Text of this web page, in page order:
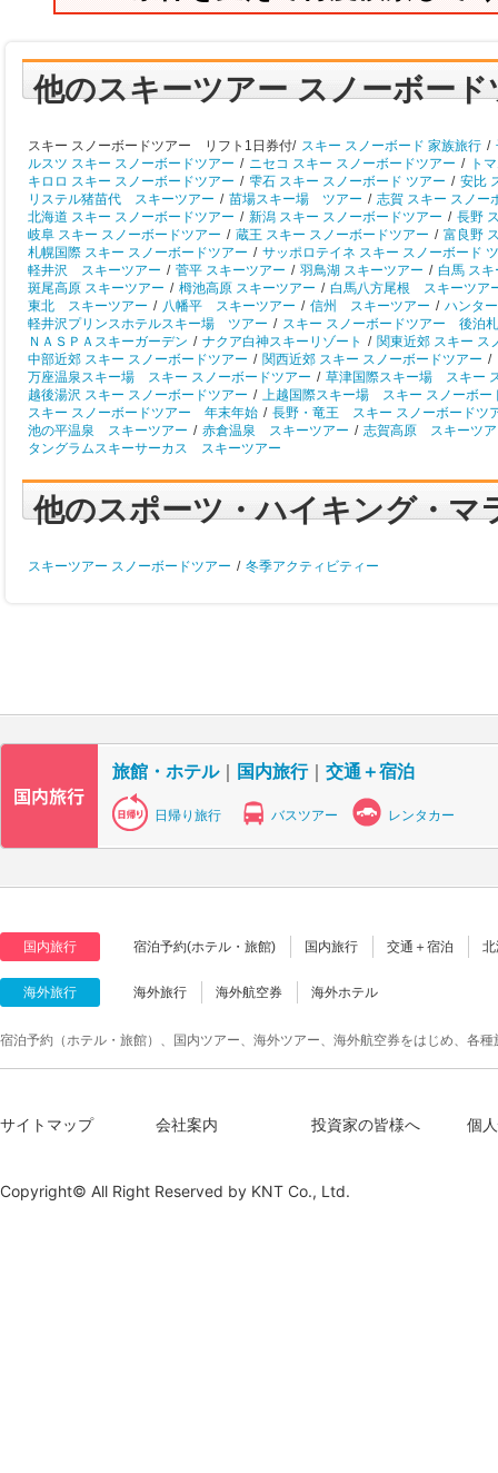
他のスキーツアー スノーボー
スキー スノーボードツアー リフト1日券付/ スキー スノーボード 家族旅行 /
ルスツ スキー スノーボードツアー / ニセコ スキー スノーボードツアー /
ト
キロロ スキー スノーボードツアー / 雫石 スキー スノーボード ツアー / 安比
リステル猪苗代 スキーツアー / 苗場スキー場 ツアー / 志賀 スキー スノー
北海道 スキー スノーボードツアー / 新潟 スキー スノーボードツアー / 長野
岐阜 スキー スノーボードツアー / 蔵王 スキー スノーボードツアー / 富良野
札幌国際 スキー スノーボードツアー / サッポロテイネ スキー スノーボード
軽井沢 スキーツアー / 菅平 スキーツアー / 羽鳥湖 スキーツアー / 白馬 ス
斑尾高原 スキーツアー / 栂池高原 スキーツアー / 白馬八方尾根 スキーツア
東北 スキーツアー / 八幡平 スキーツアー / 信州 スキーツアー / ハンタ
軽井沢プリンスホテルスキー場 ツアー / スキー スノーボードツアー 後泊
ＮＡＳＰＡスキーガーデン / ナクア白神スキーリゾート / 関東近郊 スキー ス
中部近郊 スキー スノーボードツアー / 関西近郊 スキー スノーボードツアー /
万座温泉スキー場 スキー スノーボードツアー / 草津国際スキー場 スキー
越後湯沢 スキー スノーボードツアー / 上越国際スキー場 スキー スノーボー
スキー スノーボードツアー 年末年始 / 長野・竜王 スキー スノーボードツ
池の平温泉 スキーツアー / 赤倉温泉 スキーツアー / 志賀高原 スキーツ
タングラムスキーサーカス スキーツアー
他のスポーツ・ハイキング・マ
スキーツアー スノーボードツアー / 冬季アクティビティー
旅館・ホテル｜ 国内旅行｜ 交通＋宿泊
日帰り旅行 バスツアー レンタカー
国内旅行 宿泊予約(ホテル・旅館) 国内旅行 交通＋宿泊
海外旅行 海外旅行 海外航空券 海外ホテル
宿泊予約（ホテル・旅館）、国内ツアー、海外ツアー、海外航空券をはじめ、各
サイトマップ 会社案内 投資家の皆様へ 個
Copyright© All Right Reserved by KNT Co., Ltd.